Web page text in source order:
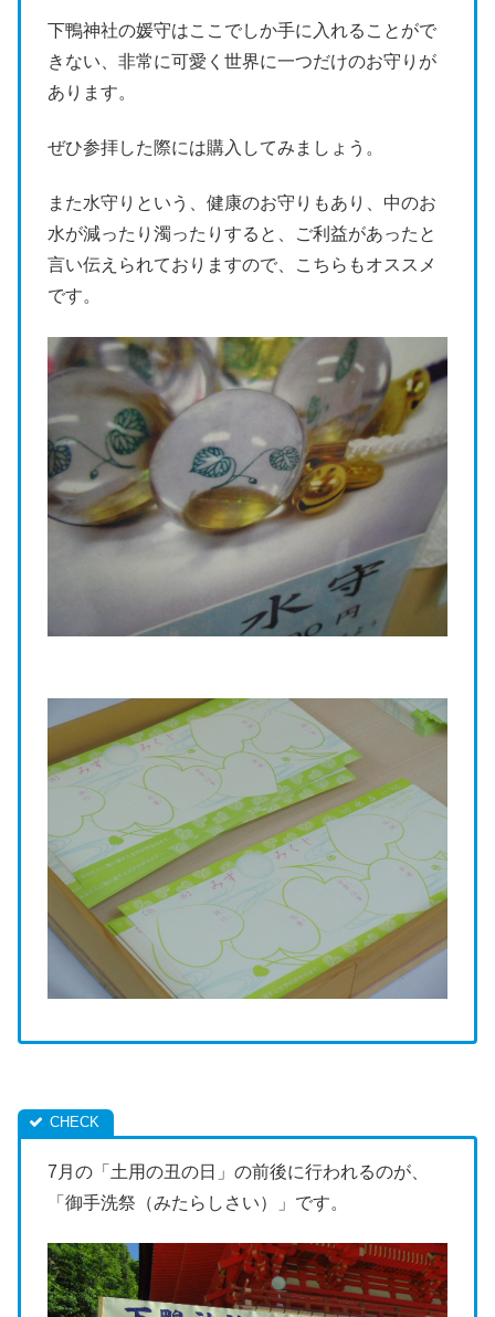
下鴨神社の媛守はここでしか手に入れることがで
きない、非常に可愛く世界に一つだけのお守りが
あります。
ぜひ参拝した際には購入してみましょう。
また水守りという、健康のお守りもあり、中のお
水が減ったり濁ったりすると、ご利益があったと
言い伝えられておりますので、こちらもオススメ
です。
7月の「土用の丑の日」の前後に行われるのが、
「御手洗祭（みたらしさい）」です。